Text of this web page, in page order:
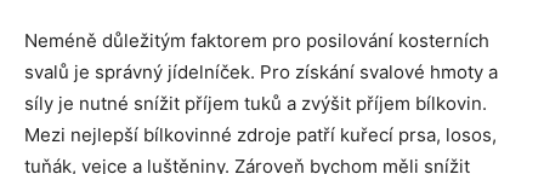
Neméně důležitým faktorem pro posilování kosterních
svalů je správný jídelníček. Pro získání svalové hmoty a
síly je nutné snížit příjem tuků a zvýšit příjem bílkovin.
Mezi nejlepší bílkovinné zdroje patří kuřecí prsa, losos,
tuňák, vejce a luštěniny. Zároveň bychom měli snížit